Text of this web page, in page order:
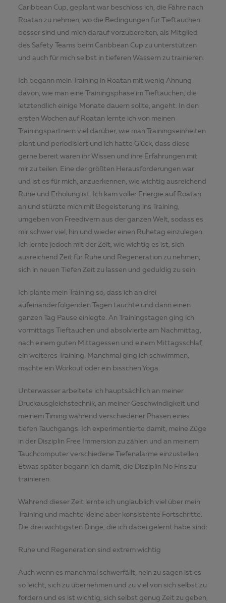
Caribbean Cup, geplant war beschloss ich, die Fähre nach
Roatan zu nehmen, wo die Bedingungen für Tieftauchen
besser sind und mich darauf vorzubereiten, als Mitglied
des Safety Teams beim Caribbean Cup zu unterstützen
und auch für mich selbst in tieferen Wassern zu trainieren.
Ich begann mein Training in Roatan mit wenig Ahnung
davon, wie man eine Trainingsphase im Tieftauchen, die
letztendlich einige Monate dauern sollte, angeht. In den
ersten Wochen auf Roatan lernte ich von meinen
Trainingspartnern viel darüber, wie man Trainingseinheiten
plant und periodisiert und ich hatte Glück, dass diese
gerne bereit waren ihr Wissen und ihre Erfahrungen mit
mir zu teilen. Eine der größten Herausforderungen war
und ist es für mich, anzuerkennen, wie wichtig ausreichend
Ruhe und Erholung ist. Ich kam voller Energie auf Roatan
an und stürzte mich mit Begeisterung ins Training,
umgeben von Freedivern aus der ganzen Welt, sodass es
mir schwer viel, hin und wieder einen Ruhetag einzulegen.
Ich lernte jedoch mit der Zeit, wie wichtig es ist, sich
ausreichend Zeit für Ruhe und Regeneration zu nehmen,
sich in neuen Tiefen Zeit zu lassen und geduldig zu sein.
Ich plante mein Training so, dass ich an drei
aufeinanderfolgenden Tagen tauchte und dann einen
ganzen Tag Pause einlegte. An Trainingstagen ging ich
vormittags Tieftauchen und absolvierte am Nachmittag,
nach einem guten Mittagessen und einem Mittagsschlaf,
ein weiteres Training. Manchmal ging ich schwimmen,
machte ein Workout oder ein bisschen Yoga.
Unterwasser arbeitete ich hauptsächlich an meiner
Druckausgleichstechnik, an meiner Geschwindigkeit und
meinem Timing während verschiedener Phasen eines
tiefen Tauchgangs. Ich experimentierte damit, meine Züge
in der Disziplin Free Immersion zu zählen und an meinem
Tauchcomputer verschiedene Tiefenalarme einzustellen.
Etwas später begann ich damit, die Disziplin No Fins zu
trainieren.
Während dieser Zeit lernte ich unglaublich viel über mein
Training und machte kleine aber konsistente Fortschritte.
Die drei wichtigsten Dinge, die ich dabei gelernt habe sind:
Ruhe und Regeneration sind extrem wichtig
Auch wenn es manchmal schwerfällt, nein zu sagen ist es
so leicht, sich zu übernehmen und zu viel von sich selbst zu
fordern und es ist wichtig, sich selbst genug Zeit zu geben,